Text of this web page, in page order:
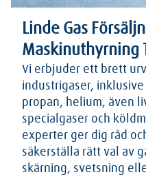
Linde Gas
Maskinuthyrning
Vi erbjuder ett brett
industrigaser,
propan, helium, även
specialgaser och
experter ger dig råd
säkerställa rätt val av
skärning, svetsning